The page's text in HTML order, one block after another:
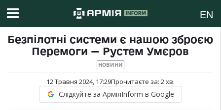
EN
Безпілотні системи є нашою зброєю
Перемоги — Рустем Умєров
НОВИНИ
12 Травня 2024, 17:29Прочитаєте за: 2хв.
Слідкуйте за АрміяInform в Google